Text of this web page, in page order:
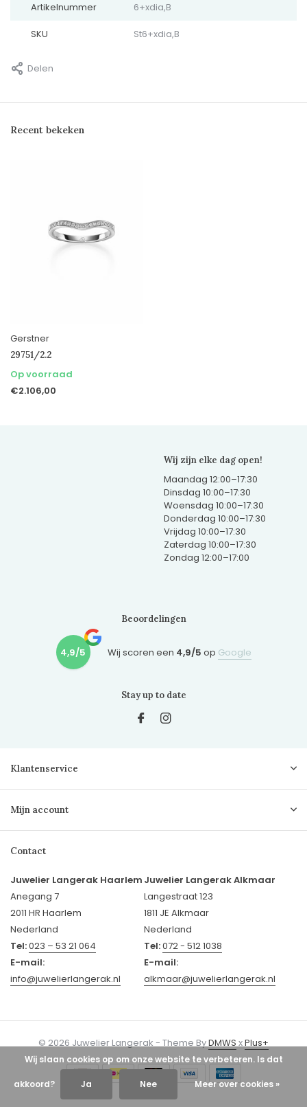
Artikelnummer 6+xdia,B
SKU St6+xdia,B
Delen
Recent bekeken
Gerstner
29751/2.2
Op voorraad
€2.106,00
Wij zijn elke dag open!
Maandag 12:00–17:30
Dinsdag 10:00–17:30
Woensdag 10:00–17:30
Donderdag 10:00–17:30
Vrijdag 10:00–17:30
Zaterdag 10:00–17:30
Zondag 12:00–17:00
Beoordelingen
4,9/5 Wij scoren een 4,9/5 op Google
Stay up to date
Klantenservice
Mijn account
Contact
Juwelier Langerak Haarlem
Anegang 7
2011 HR Haarlem
Nederland
Tel:023 – 53 21 064
E-mail:
info@juwelierlangerak.nl
Juwelier Langerak Alkmaar
Langestraat 123
1811 JE Alkmaar
Nederland
Tel:072 - 512 1038
E-mail:
alkmaar@juwelierlangerak.nl
© 2026 Juwelier Langerak - Theme ByDMWSxPlus+
Wij slaan cookies op om onze website te verbeteren. Is dat
akkoord? Ja Nee Meer over cookies »